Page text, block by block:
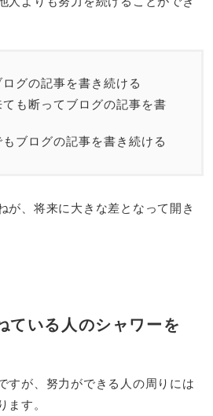
グの記事を書き続ける
も断ってブログの記事を書
ブログの記事を書き続ける
が、将来に大きな差となって開き
ている人のシャワーを
すが、努力ができる人の周りには
ます。